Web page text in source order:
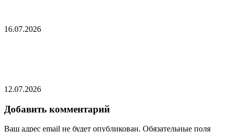
16.07.2026
12.07.2026
Добавить комментарий
Ваш адрес email не будет опубликован. Обязательные поля